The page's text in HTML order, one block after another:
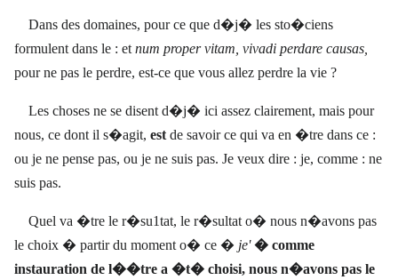
Dans des domaines, pour ce que d�j� les sto�ciens
formulent dans le : et num proper vitam, vivadi perdare causas,
pour ne pas le perdre, est-ce que vous allez perdre la vie ?
Les choses ne se disent d�j� ici assez clairement, mais pour
nous, ce dont il s�agit, est de savoir ce qui va en �tre dans ce :
ou je ne pense pas, ou je ne suis pas. Je veux dire : je, comme : ne
suis pas.
Quel va �tre le r�su1tat, le r�sultat o� nous n�avons pas
le choix � partir du moment o� ce � je' � comme
instauration de l��tre a �t� choisi, nous n�avons pas le